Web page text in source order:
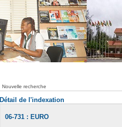
Nouvelle recherche
Détail de l'indexation
06-731 : EURO